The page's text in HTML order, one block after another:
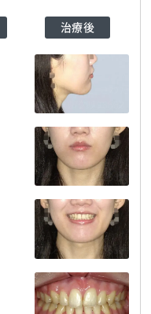
治療後
医療法人
NATURALEE_さわだ
デンタルクリニック
TEL:0729998888
医療法人
NATURALEE_さわだ
デンタルクリニック
TEL:0729998888
医療法人
NATURALEE_さわだ
デンタルクリニック
TEL:0729998888
医療法人
NATURALEE_さわだ